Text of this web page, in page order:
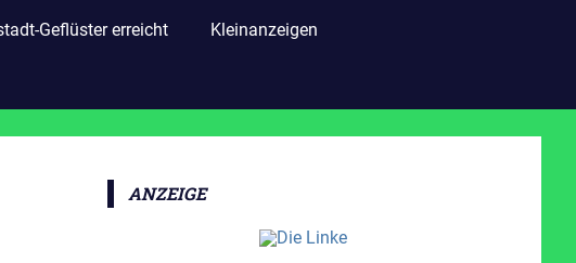
Geflüster erreicht Kleinanzeigen
ANZEIGE